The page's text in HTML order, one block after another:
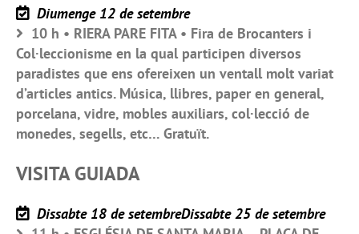
Diumenge 12 de setembre
10 h • RIERA PARE FITA • Fira de Brocanters i
Col·leccionisme en la qual participen diversos
paradistes que ens ofereixen un ventall molt variat
d’articles antics. Música, llibres, paper en general,
porcelana, vidre, mobles auxiliars, col·lecció de
monedes, segells, etc… Gratuït.
VISITA GUIADA
Dissabte 18 de setembreDissabte 25 de setembre